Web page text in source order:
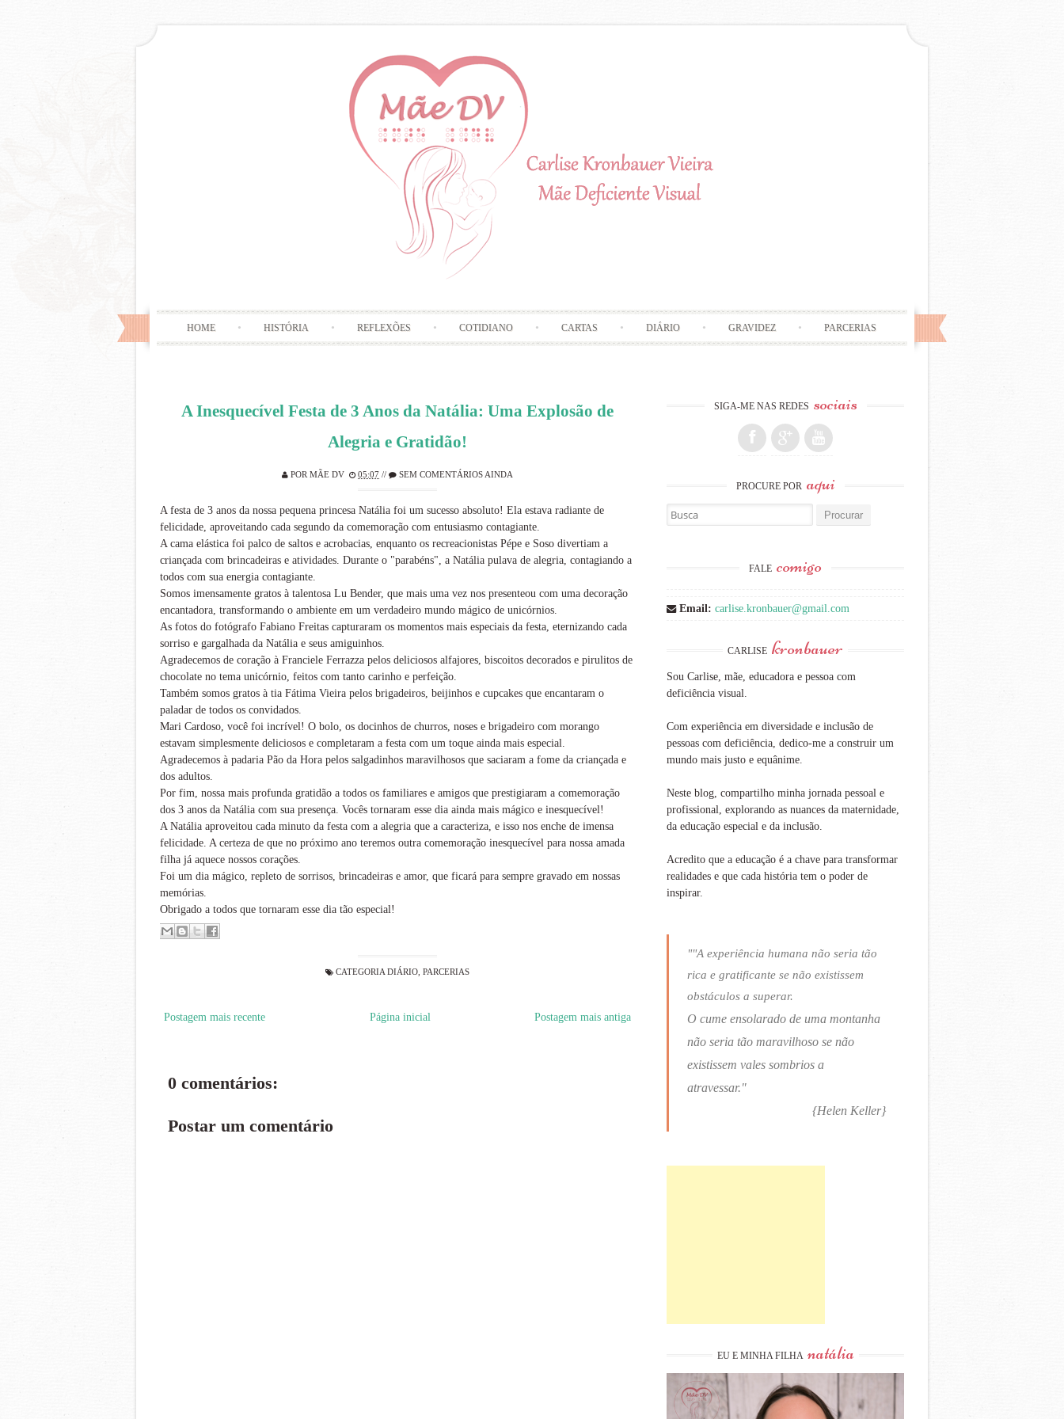
HOME HISTÓRIA REFLEXÕES COTIDIANO CARTAS DIÁRIO GRAVIDEZ PARCERIAS
A Inesquecível Festa de 3 Anos da Natália: Uma Explosão de
Alegria e Gratidão!
POR MÃE DV 05:07 // SEM COMENTÁRIOS AINDA
A festa de 3 anos da nossa pequena princesa Natália foi um sucesso absoluto! Ela estava radiante de
felicidade, aproveitando cada segundo da comemoração com entusiasmo contagiante.
A cama elástica foi palco de saltos e acrobacias, enquanto os recreacionistas Pépe e Soso divertiam a
criançada com brincadeiras e atividades. Durante o "parabéns", a Natália pulava de alegria, contagiando a
todos com sua energia contagiante.
Somos imensamente gratos à talentosa Lu Bender, que mais uma vez nos presenteou com uma decoração
encantadora, transformando o ambiente em um verdadeiro mundo mágico de unicórnios.
As fotos do fotógrafo Fabiano Freitas capturaram os momentos mais especiais da festa, eternizando cada
sorriso e gargalhada da Natália e seus amiguinhos.
Agradecemos de coração à Franciele Ferrazza pelos deliciosos alfajores, biscoitos decorados e pirulitos de
chocolate no tema unicórnio, feitos com tanto carinho e perfeição.
Também somos gratos à tia Fátima Vieira pelos brigadeiros, beijinhos e cupcakes que encantaram o
paladar de todos os convidados.
Mari Cardoso, você foi incrível! O bolo, os docinhos de churros, noses e brigadeiro com morango
estavam simplesmente deliciosos e completaram a festa com um toque ainda mais especial.
Agradecemos à padaria Pão da Hora pelos salgadinhos maravilhosos que saciaram a fome da criançada e
dos adultos.
Por fim, nossa mais profunda gratidão a todos os familiares e amigos que prestigiaram a comemoração
dos 3 anos da Natália com sua presença. Vocês tornaram esse dia ainda mais mágico e inesquecível!
A Natália aproveitou cada minuto da festa com a alegria que a caracteriza, e isso nos enche de imensa
felicidade. A certeza de que no próximo ano teremos outra comemoração inesquecível para nossa amada
filha já aquece nossos corações.
Foi um dia mágico, repleto de sorrisos, brincadeiras e amor, que ficará para sempre gravado em nossas
memórias.
Obrigado a todos que tornaram esse dia tão especial!
CATEGORIA DIÁRIO PARCERIAS
Postagem mais recente Postagem mais antiga
Página inicial
0 comentários:
Postar um comentário
SIGA-ME NAS REDES sociais
PROCURE POR aqui
Busca por:
FALE comigo
Email: carlise.kronbauer@gmail.com
CARLISE kronbauer
Sou Carlise, mãe, educadora e pessoa com
deficiência visual.
Com experiência em diversidade e inclusão de
pessoas com deficiência, dedico-me a construir um
mundo mais justo e equânime.
Neste blog, compartilho minha jornada pessoal e
profissional, explorando as nuances da maternidade,
da educação especial e da inclusão.
Acredito que a educação é a chave para transformar
realidades e que cada história tem o poder de
inspirar.
""A experiência humana não seria tão
rica e gratificante se não existissem
obstáculos a superar.
O cume ensolarado de uma montanha
não seria tão maravilhoso se não
existissem vales sombrios a
atravessar."
{Helen Keller}
EU E MINHA FILHA natália